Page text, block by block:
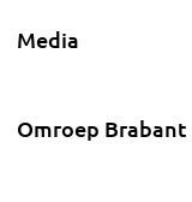
Media
Omroep Brabant